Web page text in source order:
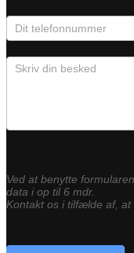
Ved at benytte
data i op til 6 mdr.
Kontakt os i tilfælde af, at